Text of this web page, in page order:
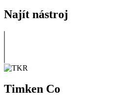
Najít nástroj
Timken Co